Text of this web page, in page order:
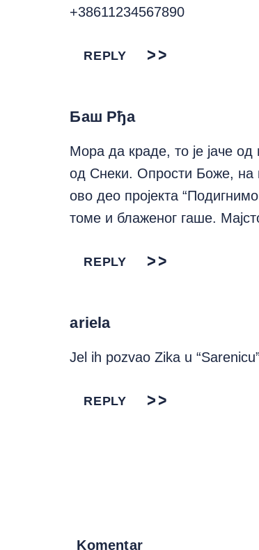
+38611234567890
REPLY
Баш Рђа
Мора да краде, то је јаче
од Снеки. Опрости Боже, на
ово део пројекта
томе и блаженог гаше.
REPLY
ariela
Jel ih pozvao Zika u
REPLY
Komentar